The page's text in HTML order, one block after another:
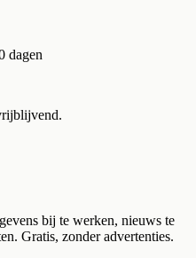
dagen
bij te werken, nieuws te
Gratis, zonder advertenties.